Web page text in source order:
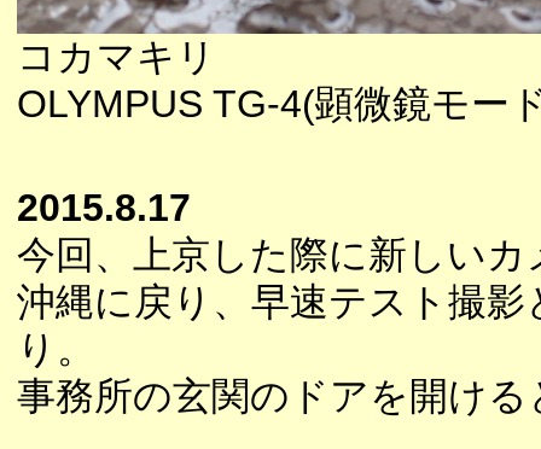
コカマキリ
OLYMPUS TG-4(顕微鏡モー
2015.8.17
今回、上京した際に新しい
沖縄に戻り、早速テスト撮
り。
事務所の玄関のドアを開け